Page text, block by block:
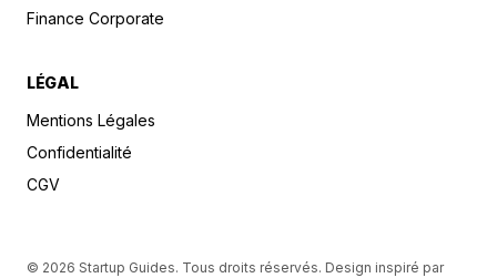
Finance Corporate
LÉGAL
Mentions Légales
Confidentialité
CGV
© 2026 Startup Guides. Tous droits réservés. Design inspiré par